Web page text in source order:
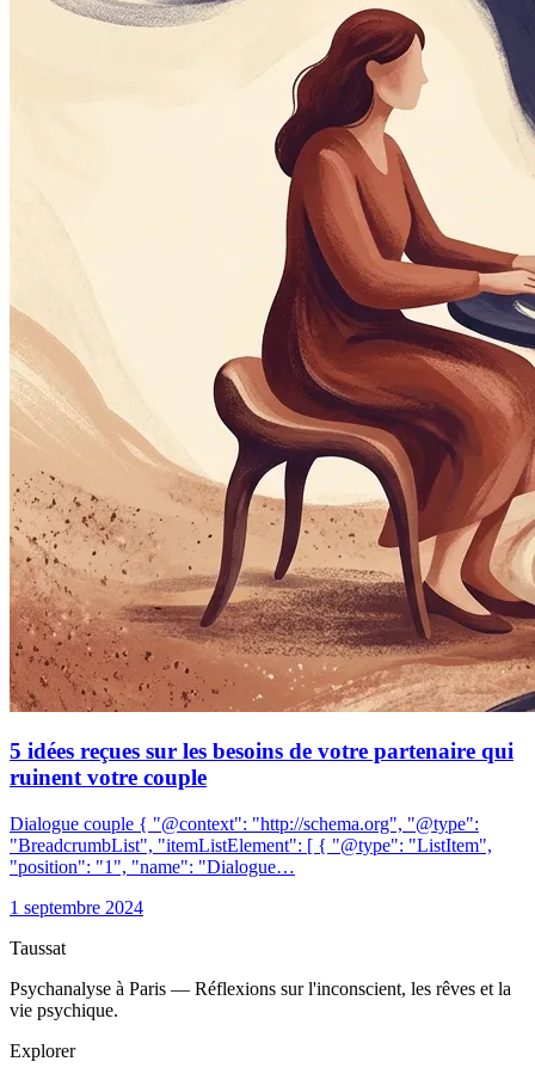
5 idées reçues sur les besoins de votre partenaire qui
ruinent votre couple
Dialogue couple { "@context": "http://schema.org", "@type":
"BreadcrumbList", "itemListElement": [ { "@type": "ListItem",
"position": "1", "name": "Dialogue…
1 septembre 2024
Taussat
Psychanalyse à Paris — Réflexions sur l'inconscient, les rêves et la
vie psychique.
Explorer